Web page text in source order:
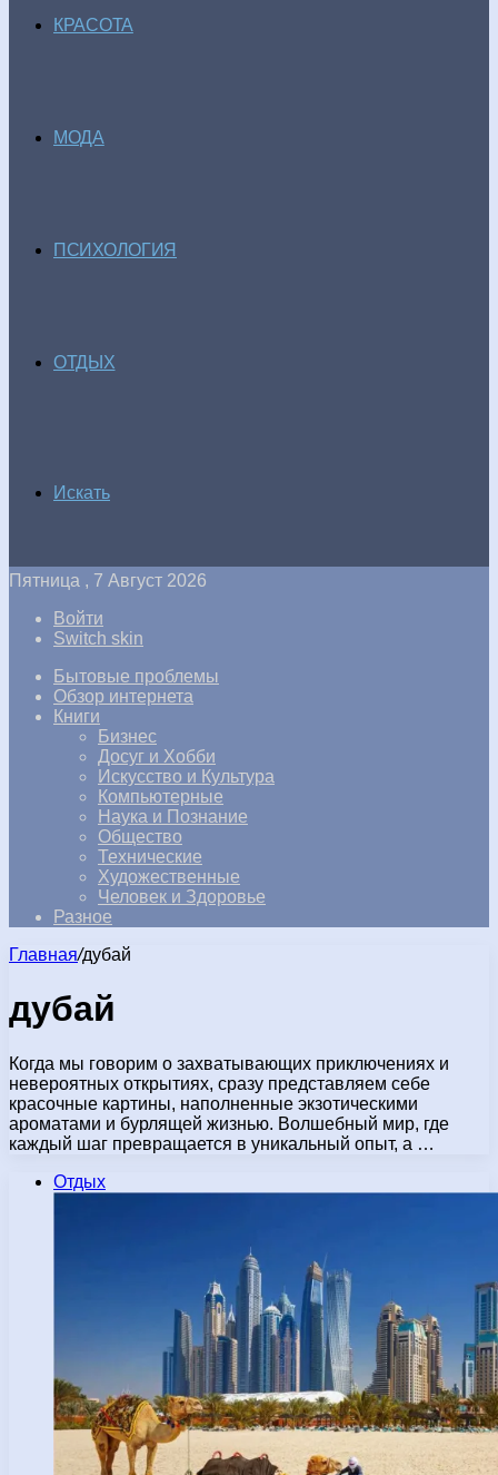
КРАСОТА
МОДА
ПСИХОЛОГИЯ
ОТДЫХ
Искать
Пятница , 7 Август 2026
Войти
Switch skin
Бытовые проблемы
Обзор интернета
Книги
Бизнес
Досуг и Хобби
Искусство и Культура
Компьютерные
Наука и Познание
Общество
Технические
Художественные
Человек и Здоровье
Разное
Главная/дубай
дубай
Когда мы говорим о захватывающих приключениях и
невероятных открытиях, сразу представляем себе
красочные картины, наполненные экзотическими
ароматами и бурлящей жизнью. Волшебный мир, где
каждый шаг превращается в уникальный опыт, а …
Отдых